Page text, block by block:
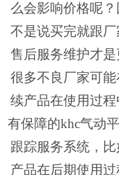
么会影响价格呢
不是说买完就跟
售后服务维护才
很多不良厂家可
续产品在使用过
有保障的khc气动
跟踪服务系统，
产品在后期使用